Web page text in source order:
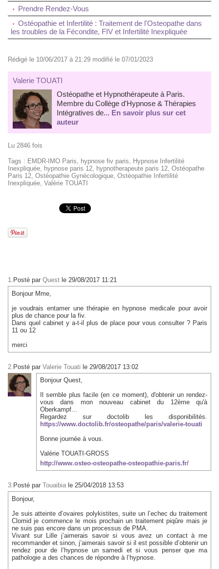
Prendre Rendez-Vous
Ostéopathie et Infertilité : Traitement de l'Osteopathe dans
les troubles de la Fécondite, FIV et Infertilité Inexpliquée
Rédigé le 10/06/2017 à 21:29 modifié le 07/01/2023
Valerie TOUATI
Ostéopathe et Hypnothérapeute à Paris.
Membre du Collège d'Hypnose & Thérapies
Intégratives de... En savoir plus sur cet
auteur
Lu 2846 fois
Tags : EMDR-IMO Paris, hypnose fiv paris, Hypnose Infertilité
Inexpliquée, hypnose paris 12, hypnotherapeute paris 12, Ostéopathe
Paris 12, Ostéopathie Gynécologique, Ostéopathie Infertilité
Inexpliquée, Valérie TOUATI
1. Posté par Quest le 29/08/2017 11:21
Bonjour Mme,
je voudrais entamer une thérapie en hypnose medicale pour avoir
plus de chance pour la fiv.
Dans quel cabinet y a-t-il plus de place pour vous consulter ? Paris
11 ou 12
merci
2. Posté par Valerie Touati le 29/08/2017 13:02
Bonjour Quest,
Il semble plus facile (en ce moment), d'obtenir un rendez-
vous dans mon nouveau cabinet du 12ème qu'à
Oberkampf...
Regardez sur doctolib les disponibilités.
https://www.doctolib.fr/osteopathe/paris/valerie-touati
Bonne journée à vous.
Valérie TOUATI-GROSS
http://www.osteo-osteopathe-osteopathie-paris.fr/
3. Posté par Touaibia le 25/04/2018 13:53
Bonjour,
Je suis atteinte d’ovaires polykistites, suite un l’echec du traitement
Clomid je commence le mois prochain un traitement piqûre mais je
ne suis pas encore dans un processus de PMA.
Vivant sur Lille j’aimerais savoir si vous avez un contact à me
recommander et sinon, j’aimerais savoir si il est possible d’obtenir un
rendez pour de l’hypnose un samedi et si vous penser que ma
pathologie a des chances de répondre à l’hypnose.